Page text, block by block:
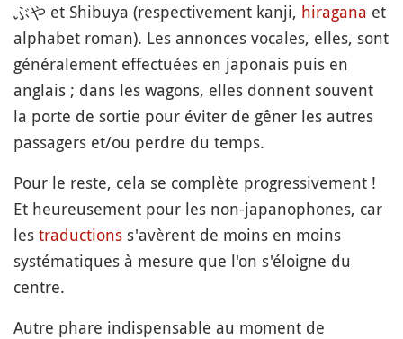
ぶや et Shibuya (respectivement kanji, hiragana et
alphabet roman). Les annonces vocales, elles, sont
généralement effectuées en japonais puis en
anglais ; dans les wagons, elles donnent souvent
la porte de sortie pour éviter de gêner les autres
passagers et/ou perdre du temps.
Pour le reste, cela se complète progressivement !
Et heureusement pour les non-japanophones, car
les traductions s'avèrent de moins en moins
systématiques à mesure que l'on s'éloigne du
centre.
Autre phare indispensable au moment de